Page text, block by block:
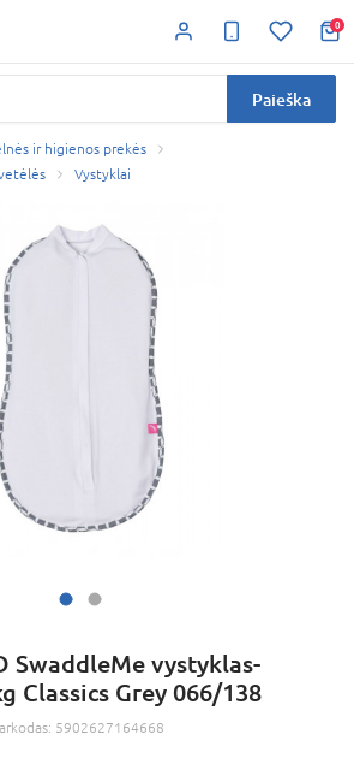
0
Paieška
ir higienos prekės
Vystyklai
SwaddleMe vystyklas-
Classics Grey 066/138
5902627164668